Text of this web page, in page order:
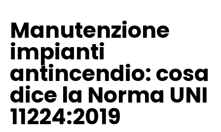
Manutenzione
impianti
antincendio: cosa
dice la Norma UNI
11224:2019